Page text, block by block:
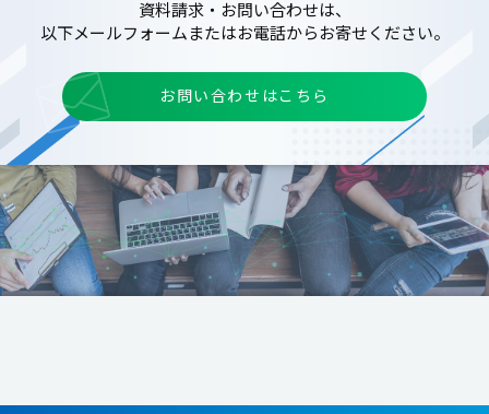
資料請求・お問い合わせは、
以下メールフォームまたはお電話からお寄せください。
お問い合わせはこちら